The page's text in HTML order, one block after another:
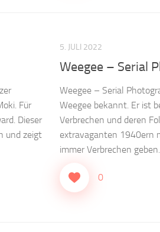
Für
Dieser
und zeigt
5. JULI 2022
Weegee – Serial
Weegee – Serial
Weegee bekannt. Er ist
Verbrechen und deren
extravaganten 1940ern
immer Verbrechen geben....
0